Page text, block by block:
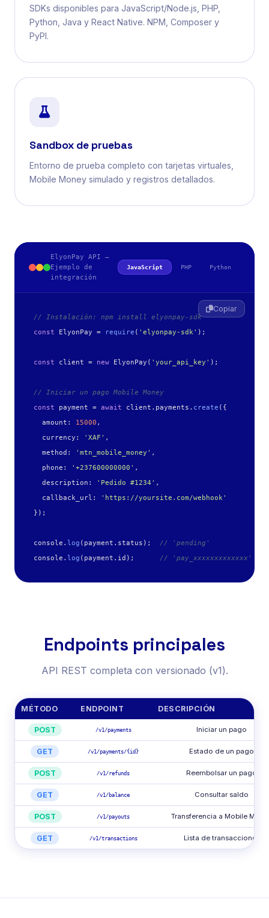
SDKs disponibles para JavaScript/Node.js, PHP,
Python, Java y React Native. NPM, Composer y
PyPI.
Sandbox de pruebas
Entorno de prueba completo con tarjetas virtuales,
Mobile Money simulado y registros detallados.
ElyonPay API –
Ejemplo de
integración
JavaScript PHP Python
Copiar
// Instalación: npm install elyonpay-sdk
const ElyonPay = require ( 'elyonpay-sdk' );
const client = new ElyonPay( 'your_api_key' );
// Iniciar un pago Mobile Money
const payment = await client.payments. create ({
  amount:
15000 ,
  currency:
'XAF' ,
  method:
'mtn_mobile_money' ,
  phone:
'+237600000000' ,
  description:
'Pedido #1234' ,
  callback_url:
'https://yoursite.com/webhook'
});
console. log (payment.status); // 'pending'
console. log (payment.id); // 'pay_xxxxxxxxxxxxx'
Endpoints principales
API REST completa con versionado (v1).
MÉTODO ENDPOINT DESCRIPCIÓN
POST /v1/payments Iniciar un pago
GET /v1/payments/{id} Estado de un pago
POST /v1/refunds Reembolsar un pago
GET /v1/balance Consultar saldo
POST /v1/payouts Transferencia a Mobile
GET /v1/transactions Lista de transacciones